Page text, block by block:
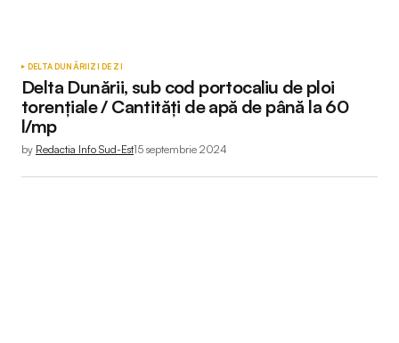
DELTA DUNĂRIIZI DE ZI
Delta Dunării, sub cod portocaliu de ploi
torențiale / Cantități de apă de până la 60
l/mp
by Redactia Info Sud-Est15 septembrie 2024